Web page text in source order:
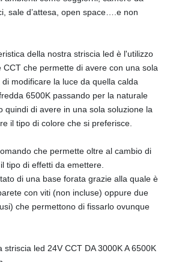
sale d’attesa, open space….e non
della nostra striscia led è l'utilizzo
CCT che permette di avere con una sola
modificare la luce da quella calda
6500K passando per la naturale
quindi di avere in una sola soluzione la
il tipo di colore che si preferisce.
che permette oltre al cambio di
tipo di effetti da emettere.
di una base forata grazie alla quale è
con viti (non incluse) oppure due
che permettono di fissarlo ovunque
striscia led 24V CCT DA 3000K A 6500K